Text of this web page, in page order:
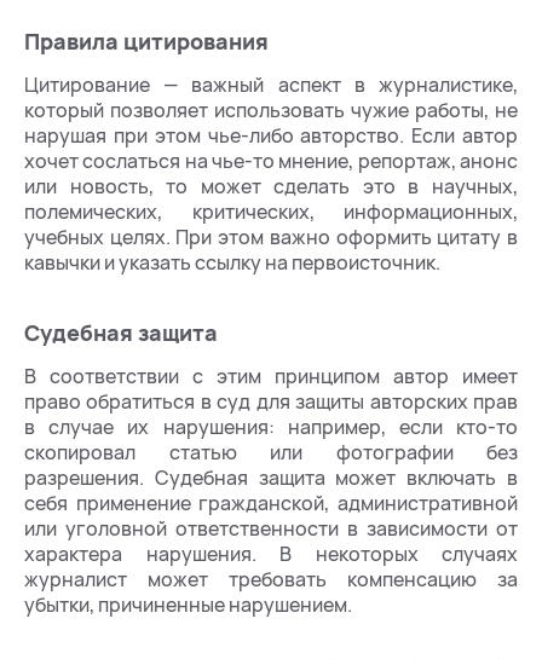
Правила цитирования
Цитирование — важный аспект в журналистике,
который позволяет использовать чужие работы, не
нарушая при этом чье-либо авторство. Если автор
хочет сослаться на чье-то мнение, репортаж, анонс
или новость, то может сделать это в научных,
полемических, критических, информационных,
учебных целях. При этом важно оформить цитату в
кавычки и указать ссылку на первоисточник.
Судебная защита
В соответствии с этим принципом автор имеет
право обратиться в суд для защиты авторских прав
в случае их нарушения: например, если кто-то
скопировал статью или фотографии без
разрешения. Судебная защита может включать в
себя применение гражданской, административной
или уголовной ответственности в зависимости от
характера нарушения. В некоторых случаях
журналист может требовать компенсацию за
убытки, причиненные нарушением.